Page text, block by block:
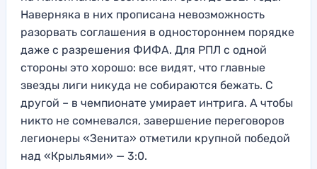
Наверняка в них прописана невозможность
разорвать соглашения в одностороннем порядке
даже с разрешения ФИФА. Для РПЛ с одной
стороны это хорошо: все видят, что главные
звезды лиги никуда не собираются бежать. С
другой – в чемпионате умирает интрига. А чтобы
никто не сомневался, завершение переговоров
легионеры «Зенита» отметили крупной победой
над «Крыльями» — 3:0.